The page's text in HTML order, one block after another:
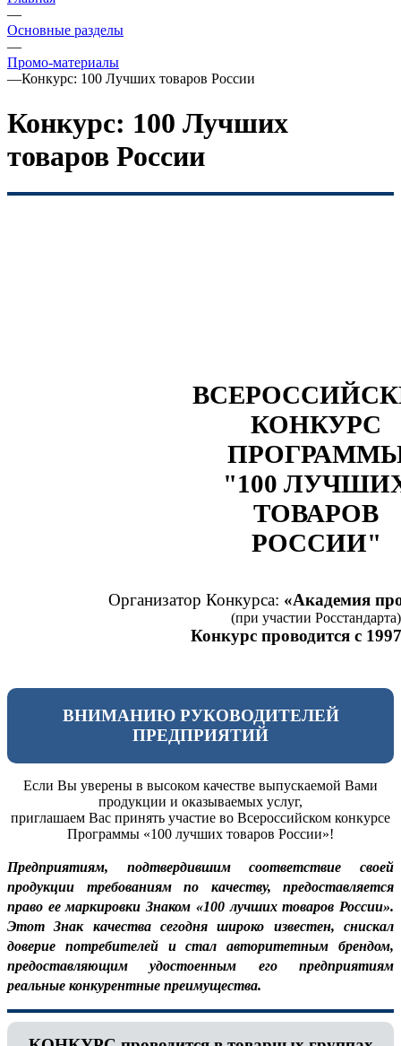
—
Основные разделы
—
Промо-материалы
—Конкурс: 100 Лучших товаров России
Конкурс: 100 Лучших
товаров России
КОНКУРС
"100
ТОВАРОВ
РОССИИ"
Организатор Конкурса: «Академия
(при участии Росстандарта)
Конкурс проводится с
ВНИМАНИЮ РУКОВОДИТЕЛЕЙ
ПРЕДПРИЯТИЙ
Если Вы уверены в высоком качестве выпускаемой Вами
продукции и оказываемых услуг,
приглашаем Вас принять участие во Всероссийском конкурсе
Программы «100 лучших товаров России»!
Предприятиям, подтвердившим соответствие своей
продукции требованиям по качеству, предоставляется
право ее маркировки Знаком «100 лучших товаров России».
Этот Знак качества сегодня широко известен, снискал
доверие потребителей и стал авторитетным брендом,
предоставляющим удостоенным его предприятиям
реальные конкурентные преимущества.